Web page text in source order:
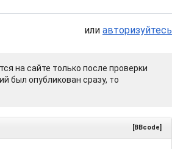
или авторизуйтесь
на сайте только после проверки
был опубликован сразу, то
[BBcode]